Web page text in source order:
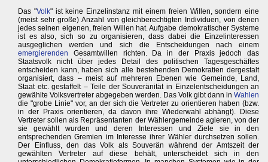
Das "Volk" ist keine Einzelinstanz mit einem freien Willen, sondern eine
(meist sehr große) Anzahl von gleichberechtigten Individuen, von denen
jedes seinen eigenen, freien Willen hat. Aufgabe demokratischer Systeme
ist es also, sich so zu organisieren, dass dabei die Einzelinteressen
ausgeglichen werden und sich die Entscheidungen nach einem
emergierenden Gesamtwillen richten. Da in der Praxis jedoch das
Staatsvolk nicht über jedes Detail des politischen Tagesgeschäftes
entscheiden kann, haben sich alle bestehenden Demokratien dergestalt
organisiert, dass – meist auf mehreren Ebenen wie Gemeinde, Land,
Staat etc. gestaffelt – Teile der Souveränität in Einzelentscheidungen an
gewählte Volksvertreter abgegeben werden. Das Volk gibt dann inWahlen
die "grobe Linie" vor, an der sich die Vertreter zu orientieren haben (bzw.
in der Praxis orientieren, da davon ihre Wiederwahl abhängt). Diese
Vertreter sollen als Repräsentanten der Wählergemeinde agieren, von der
sie gewählt wurden und deren Interessen und Ziele sie in den
entsprechenden Gremien im Interesse ihrer Wähler durchsetzen sollen.
Der Einfluss, den das Volk als Souverän während der Amtszeit der
gewählten Vertreter auf diese behält, unterscheidet sich in den